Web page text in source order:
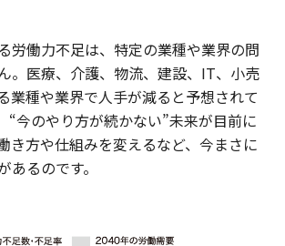
労働力不足は、特定の業種や業界の問
。医療、介護、物流、建設、IT、小売
業種や業界で人手が減ると予想されて
“今のやり方が続かない”未来が目前に
き方や仕組みを変えるなど、今まさに
あるのです。